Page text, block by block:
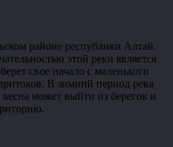
районе республики Алтай.
этой реки является
свое начало с маленького
В зимний период река
весна может выйти из берегов и